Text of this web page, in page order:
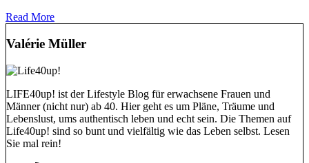
Read More
Valérie Müller
LIFE40up! ist der Lifestyle Blog für erwachsene Frauen und
Männer (nicht nur) ab 40. Hier geht es um Pläne, Träume und
Lebenslust, ums authentisch leben und echt sein. Die Themen auf
Life40up! sind so bunt und vielfältig wie das Leben selbst. Lesen
Sie mal rein!